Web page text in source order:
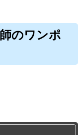
のワンポ